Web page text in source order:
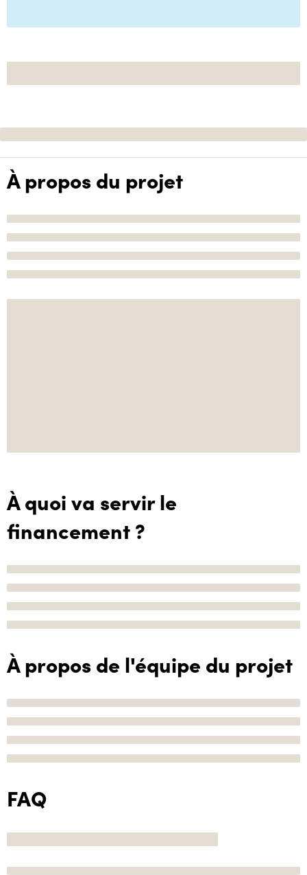
À propos du projet
À quoi va servir le
financement ?
À propos de l'équipe du projet
FAQ